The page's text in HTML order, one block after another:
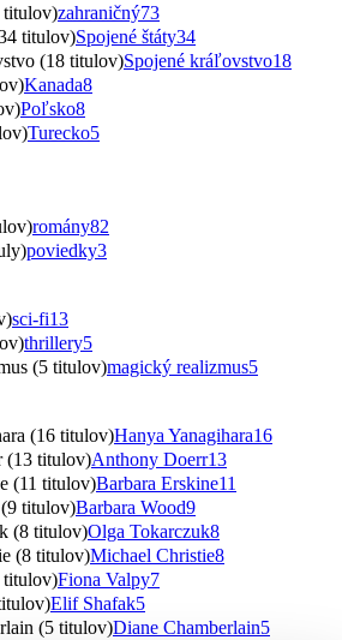
titulov)zahraničný73
titulov)Spojené štáty34
(18 titulov)Spojené kráľovstvo18
Kanada8
Poľsko8
Turecko5
romány82
poviedky3
sci-fi13
thrillery5
(5 titulov)magický realizmus5
(16 titulov)Hanya Yanagihara16
(13 titulov)Anthony Doerr13
(11 titulov)Barbara Erskine11
titulov)Barbara Wood9
(8 titulov)Olga Tokarczuk8
(8 titulov)Michael Christie8
titulov)Fiona Valpy7
Elif Shafak5
(5 titulov)Diane Chamberlain5